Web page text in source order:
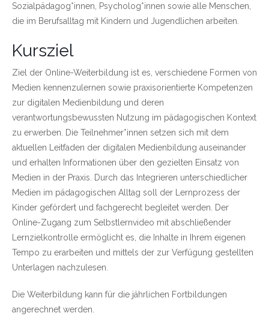
Sozialpädagog*innen, Psycholog*innen sowie alle Menschen,
die im Berufsalltag mit Kindern und Jugendlichen arbeiten.
Kursziel
Ziel der Online-Weiterbildung ist es, verschiedene Formen von
Medien kennenzulernen sowie praxisorientierte Kompetenzen
zur digitalen Medienbildung und deren
verantwortungsbewussten Nutzung im pädagogischen Kontext
zu erwerben. Die Teilnehmer*innen setzen sich mit dem
aktuellen Leitfaden der digitalen Medienbildung auseinander
und erhalten Informationen über den gezielten Einsatz von
Medien in der Praxis. Durch das Integrieren unterschiedlicher
Medien im pädagogischen Alltag soll der Lernprozess der
Kinder gefördert und fachgerecht begleitet werden. Der
Online-Zugang zum Selbstlernvideo mit abschließender
Lernzielkontrolle ermöglicht es, die Inhalte in Ihrem eigenen
Tempo zu erarbeiten und mittels der zur Verfügung gestellten
Unterlagen nachzulesen.
Die Weiterbildung kann für die jährlichen Fortbildungen
angerechnet werden.